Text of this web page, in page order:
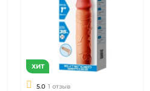
ХИТ
5.0 1 отзыв